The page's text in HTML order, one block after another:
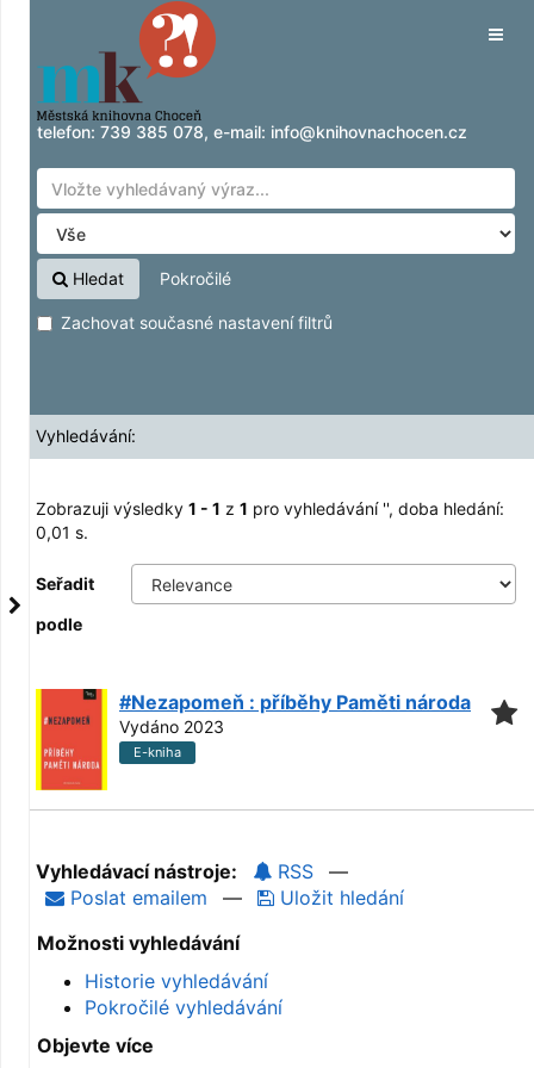
Zobrazuji výsledky1 - 1z
Přeskočit na obsah
telefon: 739 385 078, e-mail: info@knihovnachocen.cz
Hledat Pokročilé
Zachovat současné nastavení filtrů
Vyhledávání:
Zobrazuji výsledky 1 - 1 z 1 pro vyhledávání '', doba hledání:
0,01 s.
Seřadit
podle
#Nezapomeň : příběhy Paměti národa
Vydáno 2023
E-kniha
Vyhledávací nástroje: RSS
—
Poslat emailem
—
Uložit hledání
Možnosti vyhledávání
Historie vyhledávání
Pokročilé vyhledávání
Objevte více